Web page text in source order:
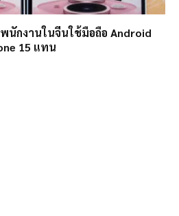
นักงานในจีนใช้มือถือ Android
15 แทน